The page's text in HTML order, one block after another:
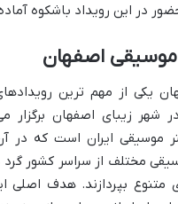
در این رویداد باشکوه
اصفهان
یکی از مهم ترین
شهر زیبای اصفهان برگزار
موسیقی ایران است که در
مختلف از سراسر کشور
متنوع بپردازند. هدف اصلی